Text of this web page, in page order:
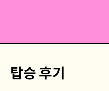
탑승 후기